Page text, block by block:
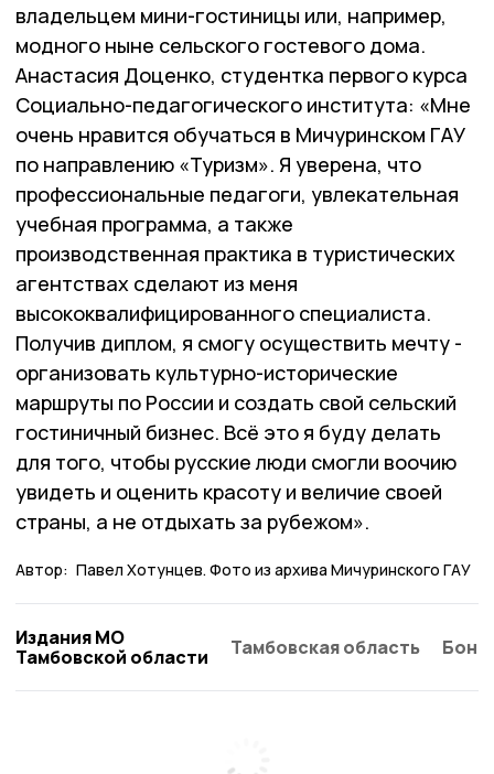
владельцем мини-гостиницы или, например,
модного ныне сельского гостевого дома.
Анастасия Доценко, студентка первого курса
Социально-педагогического института: «Мне
очень нравится обучаться в Мичуринском ГАУ
по направлению «Туризм». Я уверена, что
профессиональные педагоги, увлекательная
учебная программа, а также
производственная практика в туристических
агентствах сделают из меня
высококвалифицированного специалиста.
Получив диплом, я смогу осуществить мечту -
организовать культурно-исторические
маршруты по России и создать свой сельский
гостиничный бизнес. Всё это я буду делать
для того, чтобы русские люди смогли воочию
увидеть и оценить красоту и величие своей
страны, а не отдыхать за рубежом».
Автор: Павел Хотунцев. Фото из архива Мичуринского ГАУ
Издания МО
Тамбовской области
Тамбовская область